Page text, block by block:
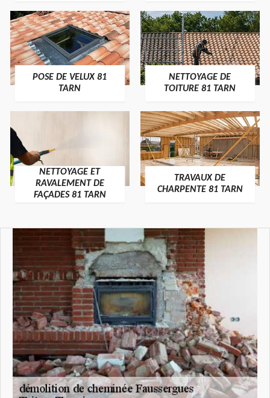
POSE DE VELUX 81
TARN
NETTOYAGE DE
TOITURE 81 TARN
NETTOYAGE ET
RAVALEMENT DE
FAÇADES 81 TARN
TRAVAUX DE
CHARPENTE 81 TARN